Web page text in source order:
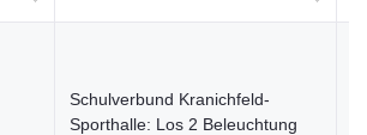
Schulverbund Kranichfeld-
Sporthalle: Los 2 Beleuchtung